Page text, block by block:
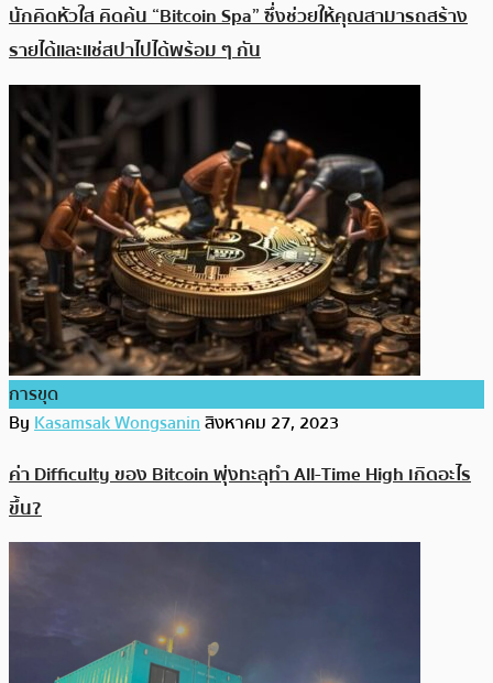
นักคิดหัวใส คิดค้น “Bitcoin Spa” ซึ่งช่วยให้คุณสามารถสร้าง
รายได้และแช่สปาไปได้พร้อม ๆ กัน
การขุด
ByKasamsak Wongsaninสิงหาคม 27, 2023
ค่า Difficulty ของ Bitcoin พุ่งทะลุทำ All-Time High เกิดอะไร
ขึ้น?